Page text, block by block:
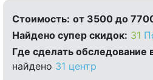
Стоимость: от 3500 до
Найдено cупер скидок: 31
Где сделать обследование
найдено 31 центр